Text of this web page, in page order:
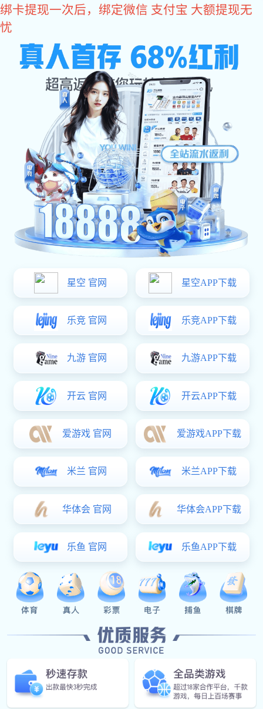
星空真人
您好，欢迎您光临星空真人商城！
星空真人
come2time.com
网站星空真人 关于星空真人
星空真人>产品中心>拉手系列>精密铸造拉手
同类推荐
LS556系列拉手
￥0.00
DMK208左右之分工业柜门拉手
￥35.00
星空真人:DMK103内外双开把手
￥0.00
商品详情